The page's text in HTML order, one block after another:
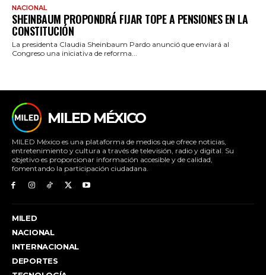
NACIONAL
SHEINBAUM PROPONDRÁ FIJAR TOPE A PENSIONES EN LA
CONSTITUCIÓN
La presidenta Claudia Sheinbaum Pardo anunció que enviará al
Congreso una iniciativa de reforma...
MILED MÉXICO
MILED México es una plataforma de medios que ofrece noticias,
entretenimiento y cultura a través de televisión, radio y digital. Su
objetivo es proporcionar información accesible y de calidad,
fomentando la participación ciudadana.
MILED
NACIONAL
INTERNACIONAL
DEPORTES